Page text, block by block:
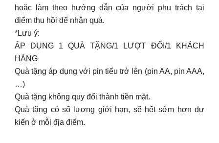
hoặc làm theo hướng dẫn của người phụ trách tại
điểm thu hồi để nhận quà.
*Lưu ý:
ÁP DỤNG 1 QUÀ TẶNG/1 LƯỢT ĐỔI/1 KHÁCH
HÀNG
Quà tặng áp dụng với pin tiểu trở lên (pin AA, pin AAA,
…)
Quà tặng không quy đổi thành tiền mặt.
Quà tặng có số lượng giới hạn, sẽ hết sớm hơn dự
kiến ở mỗi địa điểm.